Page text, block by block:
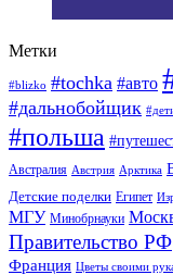
Метки
#blizko #tochka #авто
#дальнобойщик
#польша
Австралия Австрия Арктика
Детские поделки Египет
МГУ Минобрнауки
Правительство РФ
Франция Цветы своими